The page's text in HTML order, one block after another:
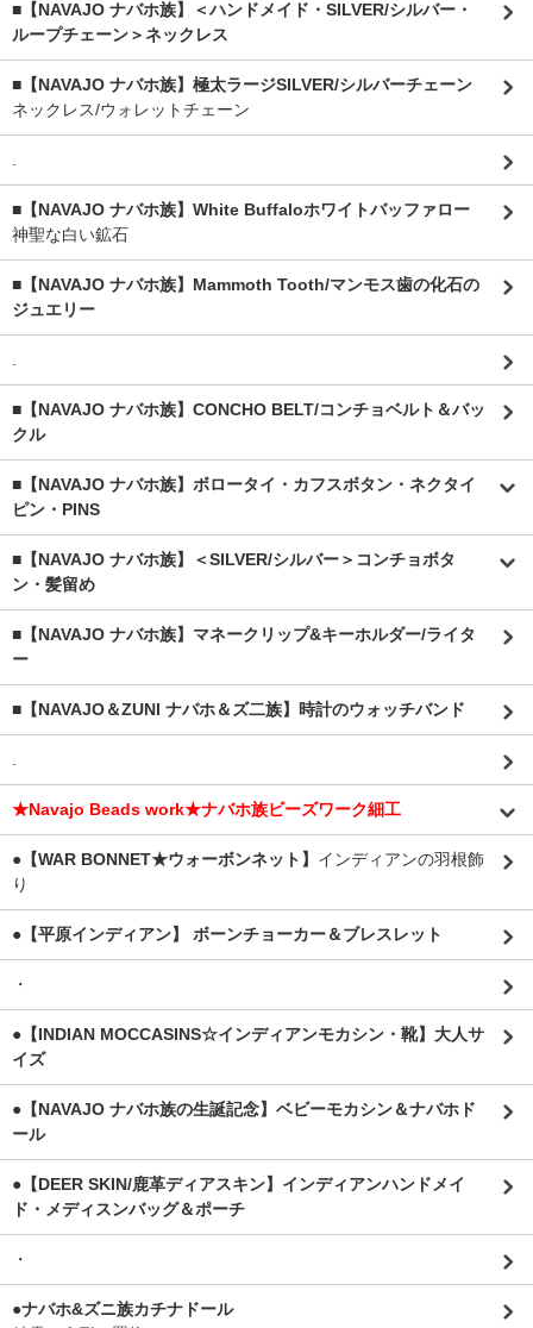
■【NAVAJO ナバホ族】＜ハンドメイド・SILVER/シルバー・
ループチェーン＞ネックレス
■【NAVAJO ナバホ族】極太ラージSILVER/シルバーチェーン
ネックレス/ウォレットチェーン
.
■【NAVAJO ナバホ族】White Buffaloホワイトバッファロー
神聖な白い鉱石
■【NAVAJO ナバホ族】Mammoth Tooth/マンモス歯の化石の
ジュエリー
.
■【NAVAJO ナバホ族】CONCHO BELT/コンチョベルト＆バッ
クル
■【NAVAJO ナバホ族】ボロータイ・カフスボタン・ネクタイ
ピン・PINS
■【NAVAJO ナバホ族】＜SILVER/シルバー＞コンチョボタ
ン・髪留め
■【NAVAJO ナバホ族】マネークリップ&キーホルダー/ライタ
ー
■【NAVAJO＆ZUNI ナバホ＆ズ二族】時計のウォッチバンド
.
★Navajo Beads work★ナバホ族ビーズワーク細工
●【WAR BONNET★ウォーボンネット】 インディアンの羽根飾
り
●【平原インディアン】 ボーンチョーカー＆ブレスレット
・
●【INDIAN MOCCASINS☆インディアンモカシン・靴】大人サ
イズ
●【NAVAJO ナバホ族の生誕記念】ベビーモカシン＆ナバホド
ール
●【DEER SKIN/鹿革ディアスキン】インディアンハンドメイ
ド・メディスンバッグ＆ポーチ
・
●ナバホ&ズニ族カチナドール